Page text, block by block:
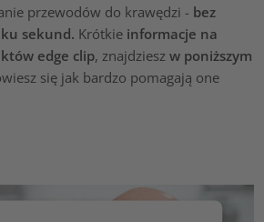
przewodów do krawędzi - bez
sekund. Krótkie informacje na
edge clip, znajdzieszw poniższym
się jak bardzo pomagają one